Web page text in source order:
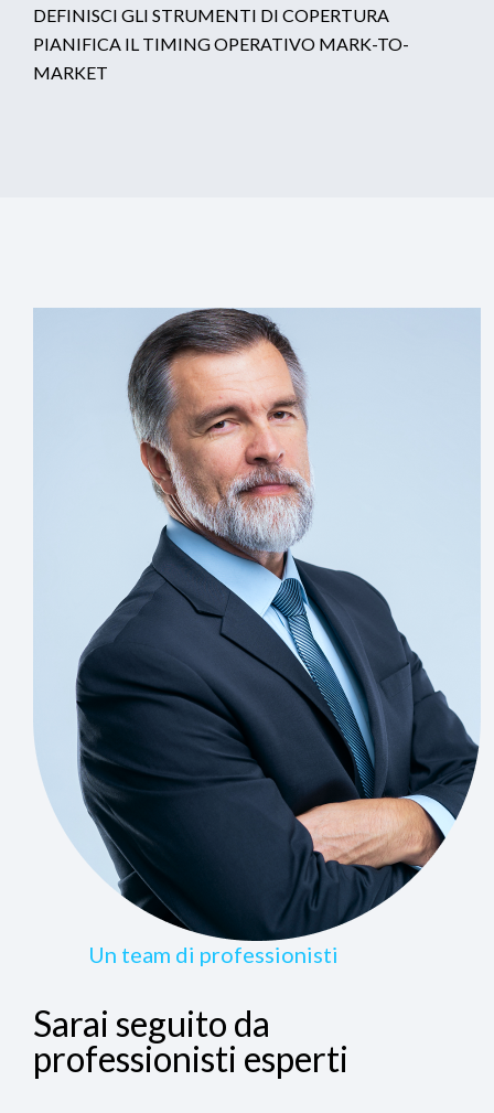
DEFINISCI GLI STRUMENTI DI COPERTURA
PIANIFICA IL TIMING OPERATIVO MARK-TO-
MARKET
Un team di professionisti
Sarai seguito da
professionisti esperti